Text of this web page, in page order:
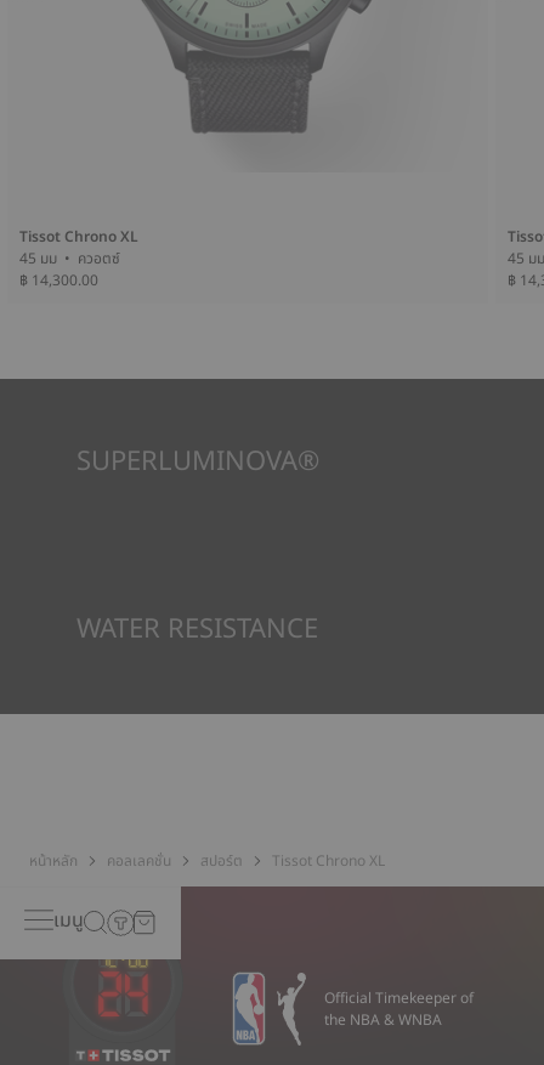
Tissot Chrono XL
45 มม • ควอตซ์
฿ 14,300.00
฿
SUPERLUMINOVA®
WATER RESISTANCE
หน้าหลัก คอลเลคชั่น สปอร์ต Tissot Chrono XL
เมนู
Official Timekeeper of
the NBA & WNBA